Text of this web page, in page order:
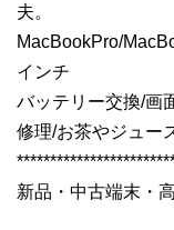
夫。
MacBookPro/
インチ
バッテリー交換/画
修理/お茶やジュー
新品・中古端末・